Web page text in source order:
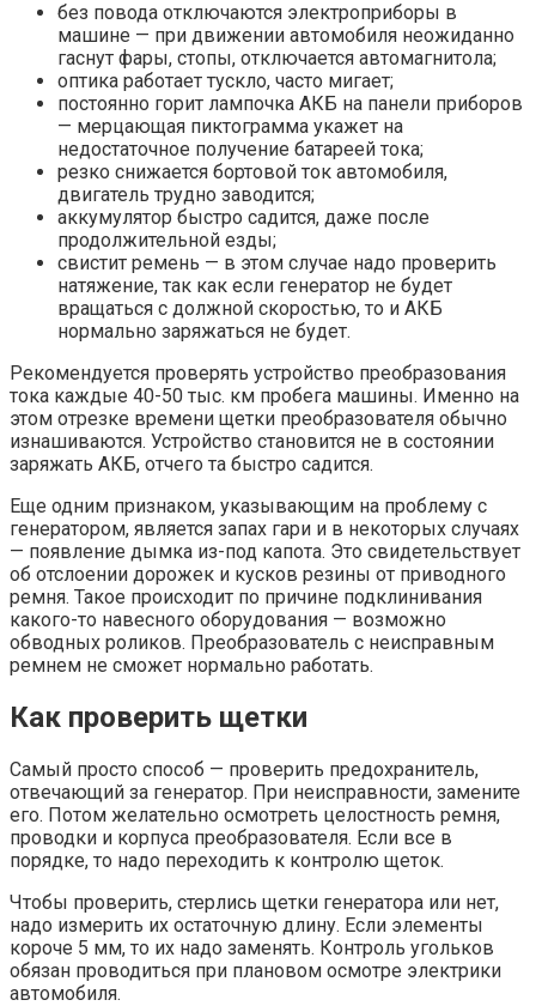
без повода отключаются электроприборы в
машине — при движении автомобиля неожиданно
гаснут фары, стопы, отключается автомагнитола;
оптика работает тускло, часто мигает;
постоянно горит лампочка АКБ на панели приборов
— мерцающая пиктограмма укажет на
недостаточное получение батареей тока;
резко снижается бортовой ток автомобиля,
двигатель трудно заводится;
аккумулятор быстро садится, даже после
продолжительной езды;
свистит ремень — в этом случае надо проверить
натяжение, так как если генератор не будет
вращаться с должной скоростью, то и АКБ
нормально заряжаться не будет.
Рекомендуется проверять устройство преобразования
тока каждые 40-50 тыс. км пробега машины. Именно на
этом отрезке времени щетки преобразователя обычно
изнашиваются. Устройство становится не в состоянии
заряжать АКБ, отчего та быстро садится.
Еще одним признаком, указывающим на проблему с
генератором, является запах гари и в некоторых случаях
— появление дымка из-под капота. Это свидетельствует
об отслоении дорожек и кусков резины от приводного
ремня. Такое происходит по причине подклинивания
какого-то навесного оборудования — возможно
обводных роликов. Преобразователь с неисправным
ремнем не сможет нормально работать.
Как проверить щетки
Самый просто способ — проверить предохранитель,
отвечающий за генератор. При неисправности, замените
его. Потом желательно осмотреть целостность ремня,
проводки и корпуса преобразователя. Если все в
порядке, то надо переходить к контролю щеток.
Чтобы проверить, стерлись щетки генератора или нет,
надо измерить их остаточную длину. Если элементы
короче 5 мм, то их надо заменять. Контроль угольков
обязан проводиться при плановом осмотре электрики
автомобиля.